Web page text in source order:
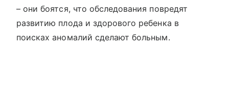
– они боятся, что обследования повредят
развитию плода и здорового ребенка в
поисках аномалий сделают больным.